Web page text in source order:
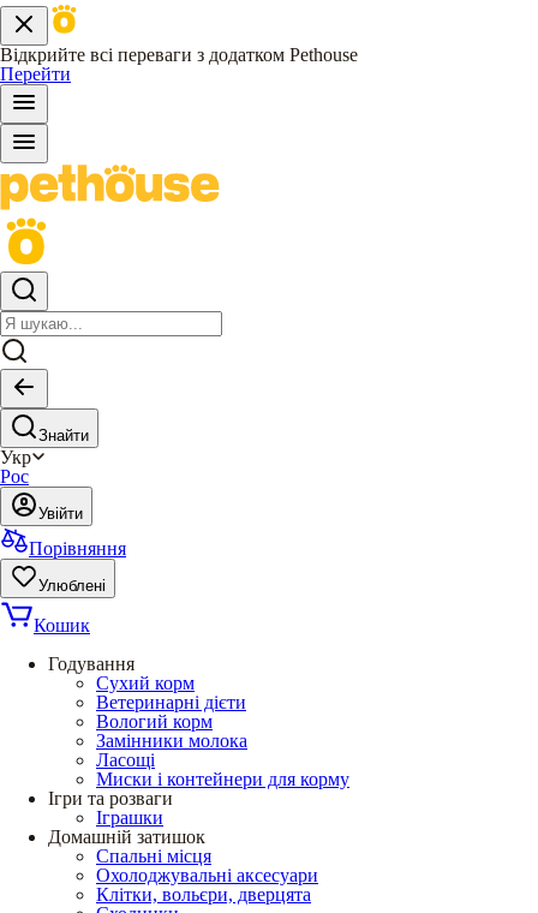
Відкрийте всі переваги з додатком Pethouse
Перейти
Знайти
Укр
Рос
Увійти
Порівняння
Улюблені
Кошик
Годування
Сухий корм
Ветеринарні дієти
Вологий корм
Замінники молока
Ласощі
Миски і контейнери для корму
Ігри та розваги
Іграшки
Домашній затишок
Спальні місця
Охолоджувальні аксесуари
Клітки, вольєри, дверцята